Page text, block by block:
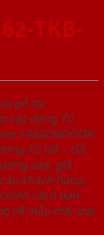
TKB-
gỗ tại
các dòng Tủ
SAIGONDOOR.
Tủ Gỗ – Gỗ
cao, giá
khách hàng.
sách bán
về mẫu mã, loại